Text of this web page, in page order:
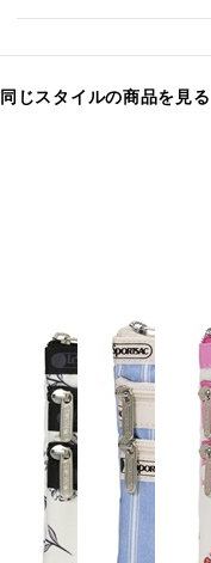
同じスタイルの商品を見る